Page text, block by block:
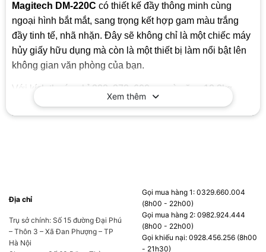
Magitech DM-220C có thiết kế đầy thông minh cùng
ngoại hình bắt mắt, sang trọng kết hợp gam màu trắng
đầy tinh tế, nhã nhặn. Đây sẽ không chỉ là một chiếc máy
hủy giấy hữu dụng mà còn là một thiết bị làm nổi bật lên
không gian văn phòng của bạn.
Với kích thước chỉ 322x372x600mm và nặng 12.3kg
cùng với phần phía dưới chân máy được gắn bánh xe di
động, người dùng có thể thoải mái di chuyển máy đến bất
để hủy tài liệu, mà nó còn giúp bảo vệ môi trường, những
mảnh giấy vụn được tái chế tạo thành những vật phẩm
có ích. Thật là tiện lợi đúng không nào?
Xem thêm
Địa chỉ
Trụ sở chính: Số 15 đường Đại Phú
– Thôn 3 – Xã Đan Phượng – TP
Hà Nội
Gọi mua hàng 1: 0329.660.004
(8h00 - 22h00)
Gọi mua hàng 2: 0982.924.444
(8h00 - 22h00)
Gọi khiếu nại: 0928.456.256 (8h00
- 21h30)